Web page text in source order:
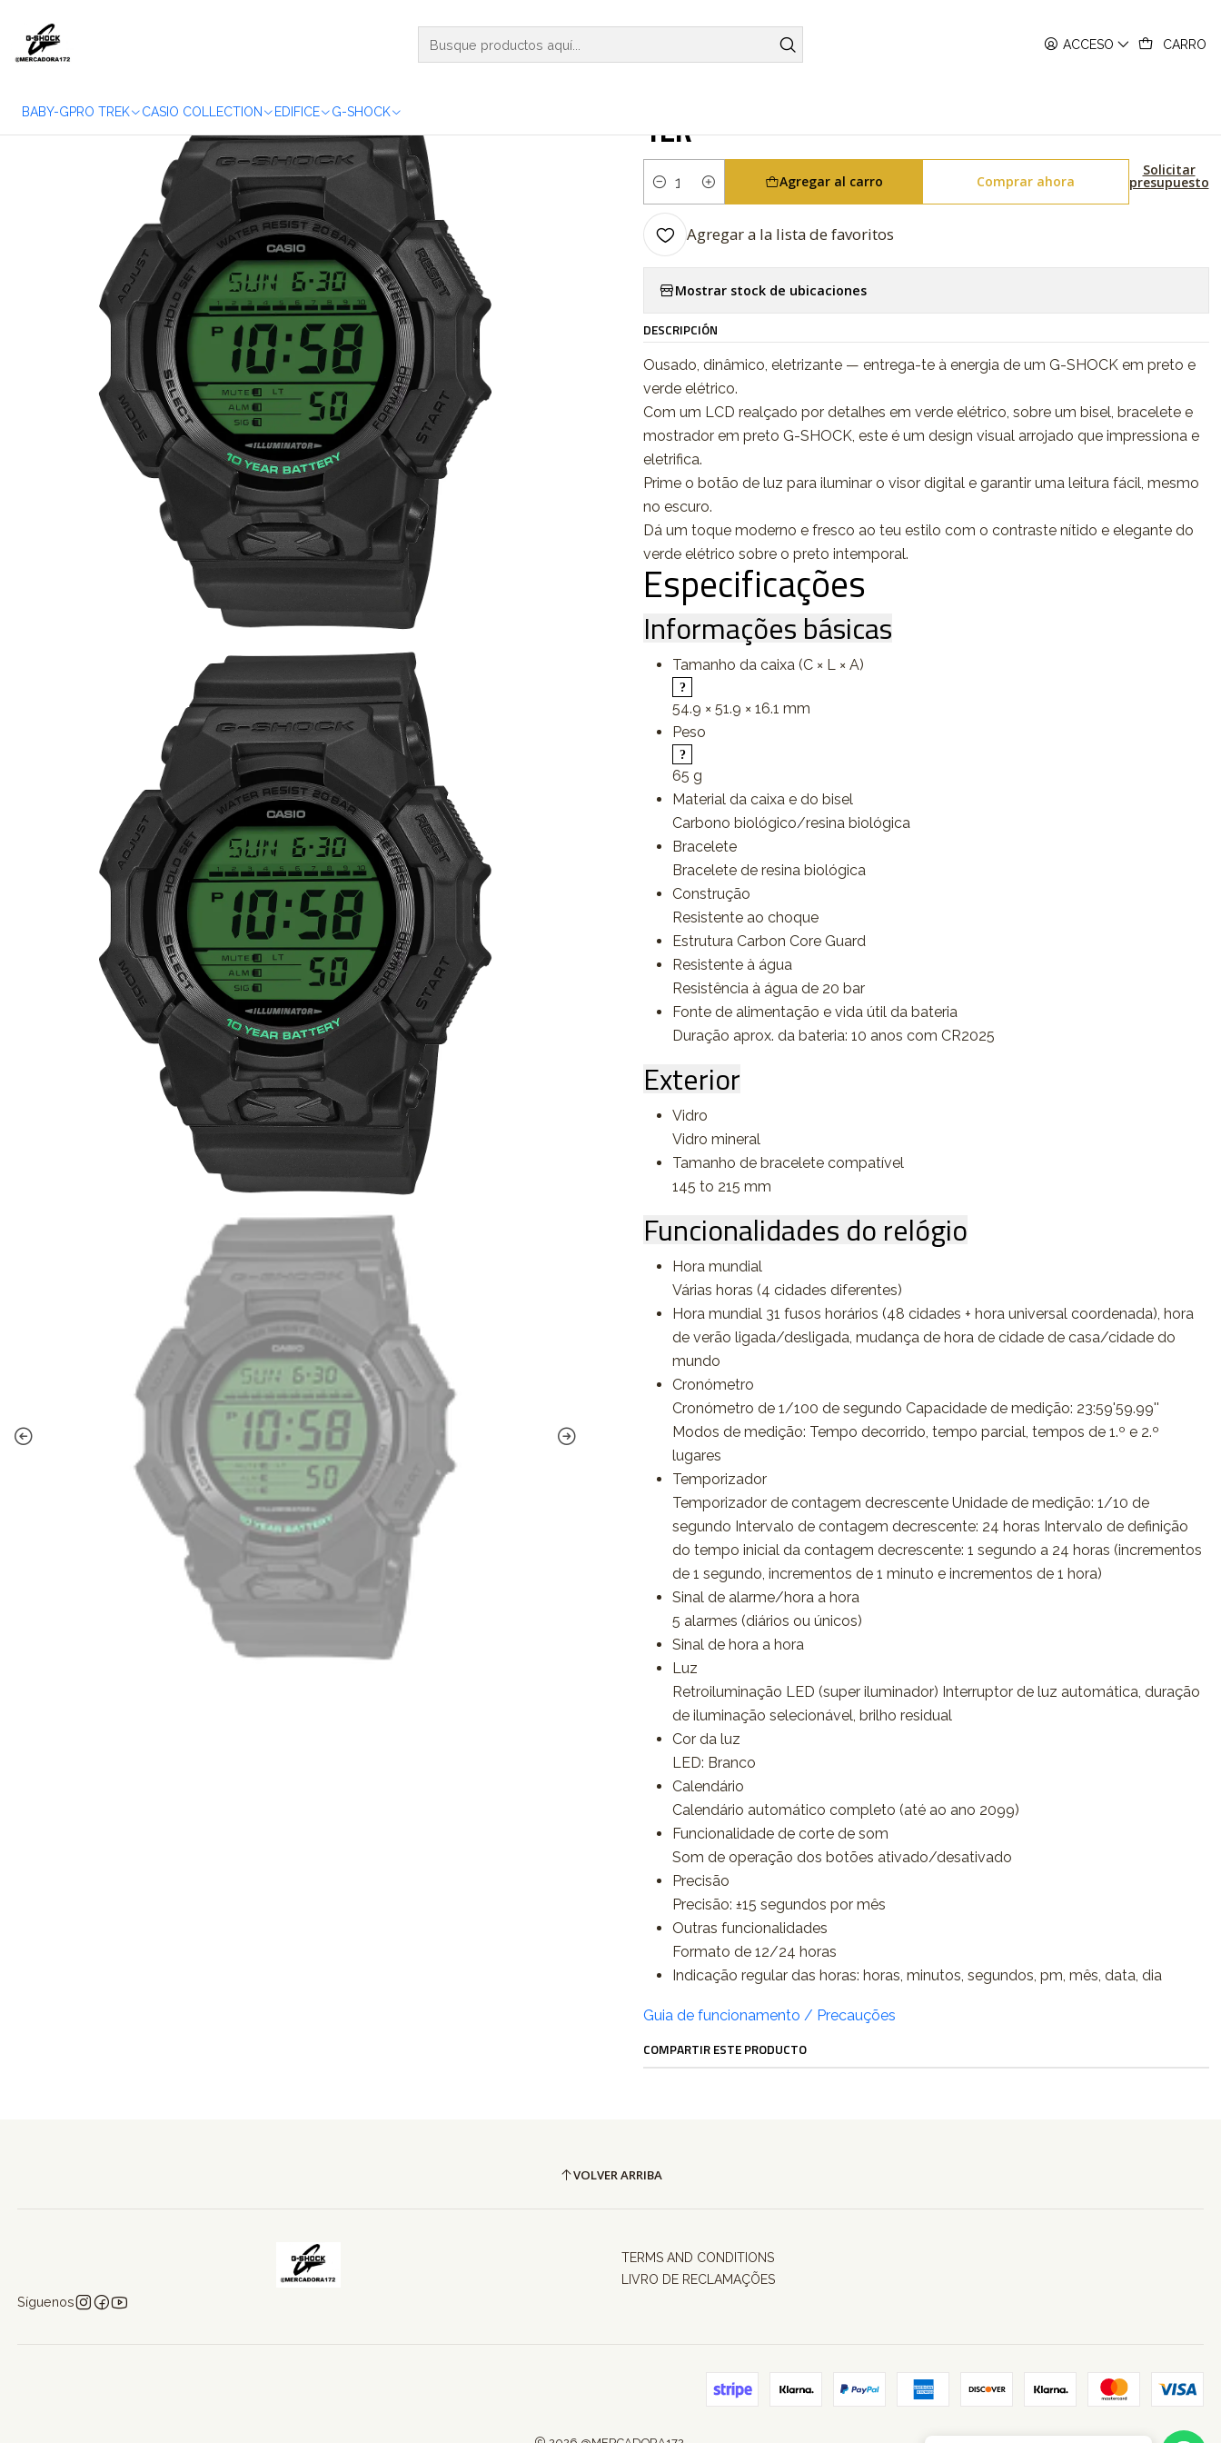
ACCESO CARRO
BABY-GPRO TREK CASIO COLLECTION EDIFICE G-SHOCK 1ER
Cantidad
Agregar al carro Comprar ahora
Solicitar
presupuesto
Agregar a la lista de favoritos
Mostrar stock de ubicaciones
DESCRIPCIÓN
Ousado, dinâmico, eletrizante — entrega-te à energia de um G-SHOCK em preto e
verde elétrico.
Com um LCD realçado por detalhes em verde elétrico, sobre um bisel, bracelete e
mostrador em preto G-SHOCK, este é um design visual arrojado que impressiona e
eletrifica.
Prime o botão de luz para iluminar o visor digital e garantir uma leitura fácil, mesmo
no escuro.
Dá um toque moderno e fresco ao teu estilo com o contraste nítido e elegante do
verde elétrico sobre o preto intemporal.
Especificações
Informações básicas
Tamanho da caixa (C × L × A)
54.9 × 51.9 × 16.1 mm
Peso
65 g
Material da caixa e do bisel
Carbono biológico/resina biológica
Bracelete
Bracelete de resina biológica
Construção
Resistente ao choque
Estrutura Carbon Core Guard
Resistente à água
Resistência à água de 20 bar
Fonte de alimentação e vida útil da bateria
Duração aprox. da bateria: 10 anos com CR2025
Exterior
Vidro
Vidro mineral
Tamanho de bracelete compatível
145 to 215 mm
Funcionalidades do relógio
Hora mundial
Várias horas (4 cidades diferentes)
Hora mundial 31 fusos horários (48 cidades + hora universal coordenada), hora
de verão ligada/desligada, mudança de hora de cidade de casa/cidade do
mundo
Cronómetro
Cronómetro de 1/100 de segundo Capacidade de medição: 23:59'59.99''
Modos de medição: Tempo decorrido, tempo parcial, tempos de 1.º e 2.º
lugares
Temporizador
Temporizador de contagem decrescente Unidade de medição: 1/10 de
segundo Intervalo de contagem decrescente: 24 horas Intervalo de definição
do tempo inicial da contagem decrescente: 1 segundo a 24 horas (incrementos
de 1 segundo, incrementos de 1 minuto e incrementos de 1 hora)
Sinal de alarme/hora a hora
5 alarmes (diários ou únicos)
Sinal de hora a hora
Luz
Retroiluminação LED (super iluminador) Interruptor de luz automática, duração
de iluminação selecionável, brilho residual
Cor da luz
LED: Branco
Calendário
Calendário automático completo (até ao ano 2099)
Funcionalidade de corte de som
Som de operação dos botões ativado/desativado
Precisão
Precisão: ±15 segundos por mês
Outras funcionalidades
Formato de 12/24 horas
Indicação regular das horas: horas, minutos, segundos, pm, mês, data, dia
Guia de funcionamento / Precauções
COMPARTIR ESTE PRODUCTO
VOLVER ARRIBA
Síguenos
TERMS AND CONDITIONS
LIVRO DE RECLAMAÇÕES